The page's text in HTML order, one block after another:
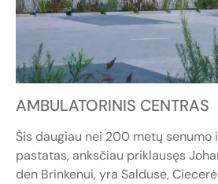
AMBULATORINIS CENTRAS
Šis daugiau nei 200 metų senumo
pastatas, anksčiau priklausęs
den Brinkenui, yra Salduse,